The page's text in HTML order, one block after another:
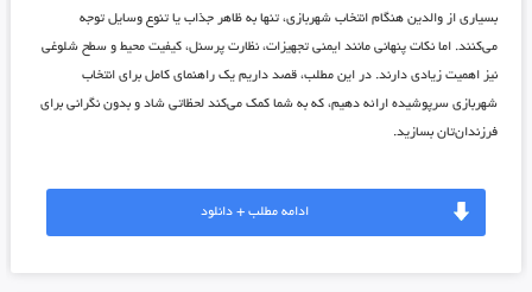
بسیاری از والدین هنگام انتخاب شهربازی، تنها به ظاهر جذاب یا تنوع وسایل توجه
می‌کنند. اما نکات پنهانی مانند ایمنی تجهیزات، نظارت پرسنل، کیفیت محیط و سطح شلوغی
نیز اهمیت زیادی دارند. در این مطلب، قصد داریم یک راهنمای کامل برای انتخاب
شهربازی سرپوشیده ارائه دهیم، که به شما کمک می‌کند لحظاتی شاد و بدون نگرانی برای
فرزندان‌تان بسازید.
ادامه مطلب + دانلود